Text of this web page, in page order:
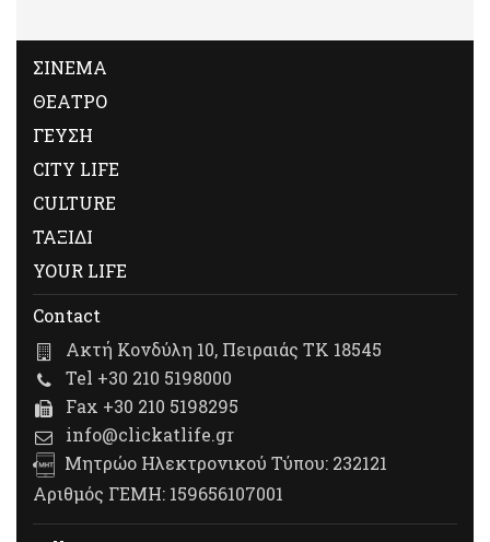
ΣΙΝΕΜΑ
ΘΕΑΤΡΟ
ΓΕΥΣΗ
CITY LIFE
CULTURE
ΤΑΞΙΔΙ
YOUR LIFE
Contact
Ακτή Κονδύλη 10, Πειραιάς ΤΚ 18545
Tel +30 210 5198000
Fax +30 210 5198295
info@clickatlife.gr
Μητρώο Ηλεκτρονικού Τύπου: 232121
Αριθμός ΓΕΜΗ: 159656107001